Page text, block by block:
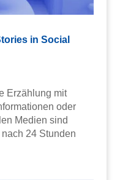
in Social
Erzählung mit
oder
Medien sind
24 Stunden